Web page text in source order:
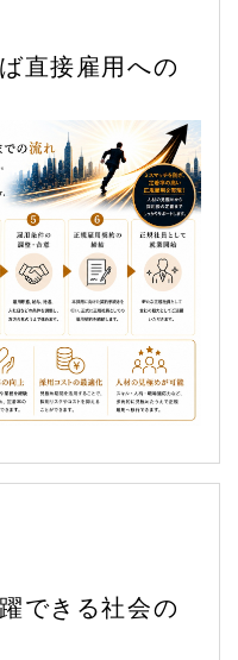
直接雇用への
できる社会の